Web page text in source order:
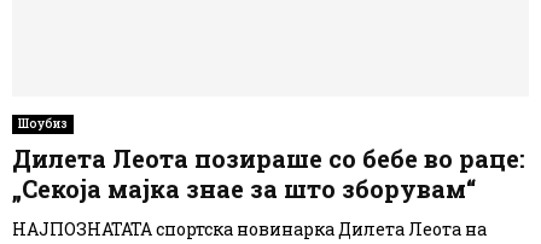
Шоубиз
Дилета Леота позираше со бебе во раце:
„Секоја мајка знае за што зборувам“
НАЈПОЗНАТАТА спортска новинарка Дилета Леота на